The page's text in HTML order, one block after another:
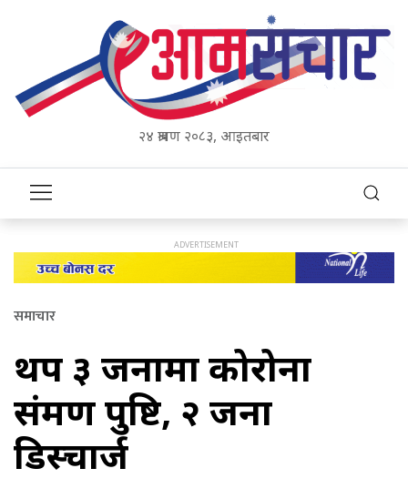
२४ श्रावण २०८३, आइतबार
समाचार
थप ३ जनामा कोरोना
संक्रमण पुष्टि, २ जना
डिस्चार्ज